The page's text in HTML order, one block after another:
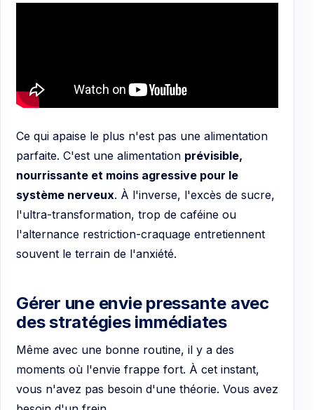
Ce qui apaise le plus n'est pas une alimentation
parfaite. C'est une alimentation prévisible,
nourrissante et moins agressive pour le
système nerveux. À l'inverse, l'excès de sucre,
l'ultra-transformation, trop de caféine ou
l'alternance restriction-craquage entretiennent
souvent le terrain de l'anxiété.
Gérer une envie pressante avec
des stratégies immédiates
Même avec une bonne routine, il y a des
moments où l'envie frappe fort. À cet instant,
vous n'avez pas besoin d'une théorie. Vous avez